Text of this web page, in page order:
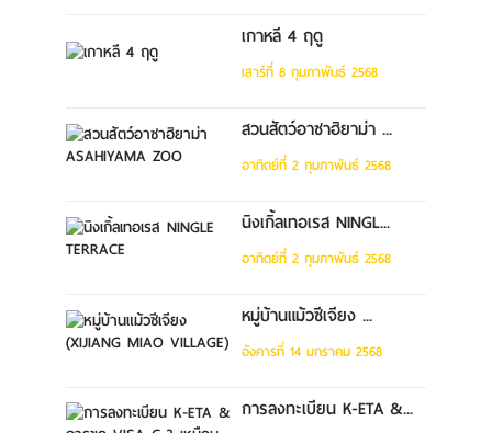
เกาหลี 4 ฤดู
เสาร์ที่ 8 กุมภาพันธ์ 2568
สวนสัตว์อาซาฮิยาม่า ...
อาทิตย์ที่ 2 กุมภาพันธ์ 2568
นิงเกิ้ลเทอเรส NINGL...
อาทิตย์ที่ 2 กุมภาพันธ์ 2568
หมู่บ้านแม้วซีเจียง ...
อังคารที่ 14 มกราคม 2568
การลงทะเบียน K-ETA &...